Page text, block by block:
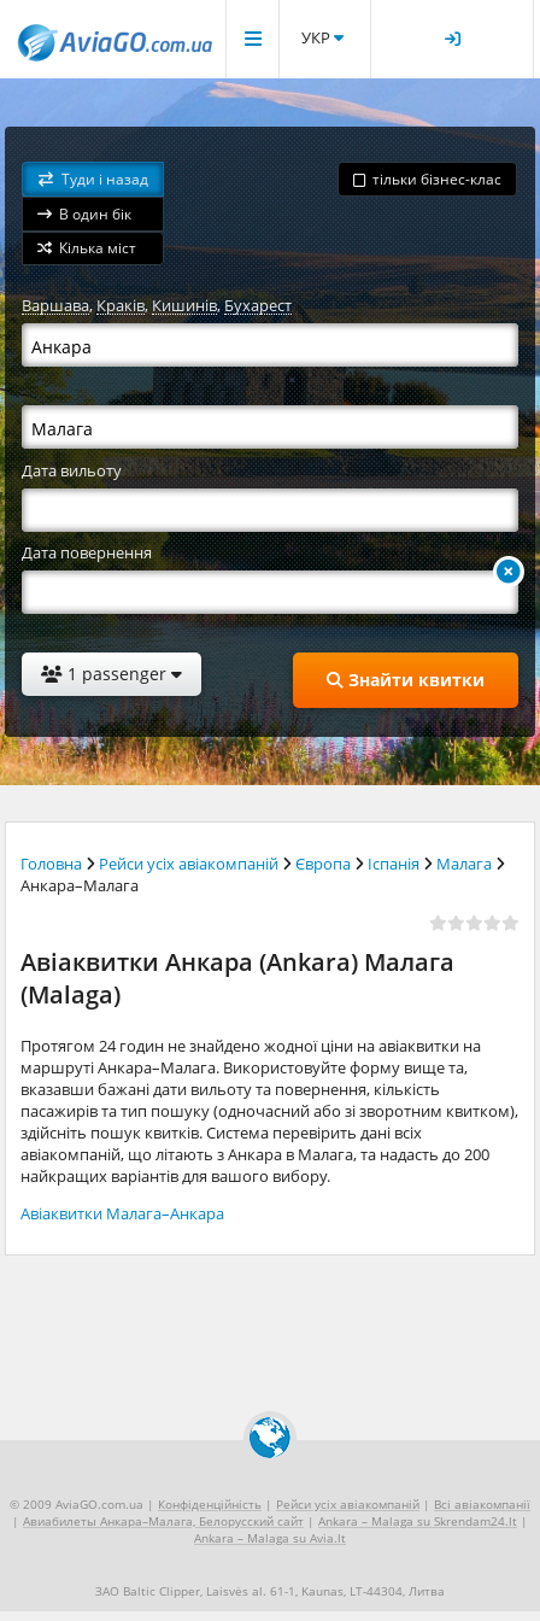
УКР
Туди і назад
В один бік
Кілька міст
тільки бізнес-клас
Варшава,Краків,Кишинів,Бухарест
Дата вильоту
Дата повернення
1 passenger Знайти квитки
Головна Рейси усіх авіакомпаній Європа Іспанія
Малага
Анкара–Малага
Авіаквитки Анкара (Ankara) Малага
(Malaga)
Протягом 24 годин не знайдено жодної ціни на авіаквитки на
маршруті Анкара–Малага. Використовуйте форму вище та,
вказавши бажані дати вильоту та повернення, кількість
пасажирів та тип пошуку (одночасний або зі зворотним квитком),
здійсніть пошук квитків. Система перевірить дані всіх
авіакомпаній, що літають з Анкара в Малага, та надасть до 200
найкращих варіантів для вашого вибору.
Авіаквитки Малага–Анкара
© 2009 AviaGO.com.ua | Конфіденційність | Рейси усіх авіакомпаній | Всі авіакомпанії
| Авиабилеты Анкара–Малага, Белорусский сайт | Ankara – Malaga su Skrendam24.lt |
Ankara – Malaga su Avia.lt
ЗАО Baltic Clipper, Laisvės al. 61-1, Kaunas, LT-44304, Литва